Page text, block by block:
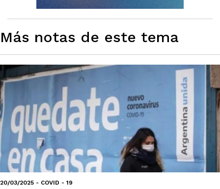
Más notas de este tema
20/03/2025 - COVID - 19